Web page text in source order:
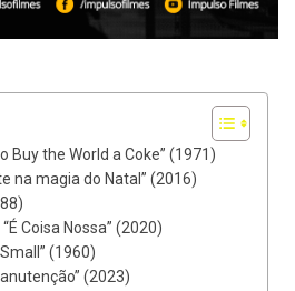
Buy the World a Coke” (1971)
na magia do Natal” (2016)
Coisa Nossa” (2020)
(1960)
(2023)